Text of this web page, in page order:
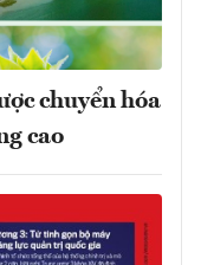
chuyển hóa
cao